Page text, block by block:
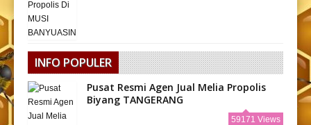
INFO POPULER
Pusat Resmi Agen Jual Melia Propolis
Biyang TANGERANG
59171 Views